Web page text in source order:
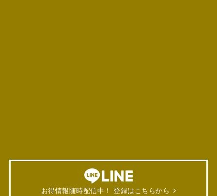
お得情報随時配信中！ 登録はこちらから